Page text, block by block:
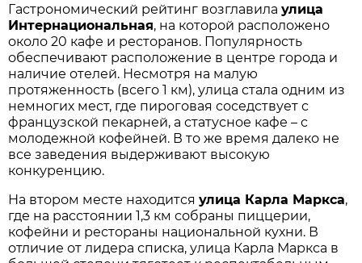
Гастрономический рейтинг возглавилаулица
Интернациональная, на которой расположено
около 20 кафе и ресторанов. Популярность
обеспечивают расположение в центре города и
наличие отелей. Несмотря на малую
протяженность (всего 1 км), улица стала одним из
немногих мест, где пироговая соседствует с
французской пекарней, а статусное кафе – с
молодежной кофейней. В то же время далеко не
все заведения выдерживают высокую
конкуренцию.
На втором месте находитсяулица Карла Маркса,
где на расстоянии 1,3 км собраны пиццерии,
кофейни и рестораны национальной кухни. В
отличие от лидера списка, улица Карла Маркса в